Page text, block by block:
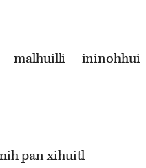
malhuilli ininohhui
pan xihuitl